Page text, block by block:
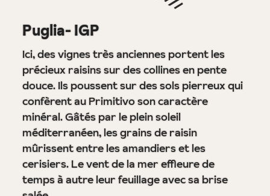
Puglia- IGP
Ici, des vignes très anciennes portent les
précieux raisins sur des collines en pente
douce. Ils poussent sur des sols pierreux qui
confèrent au Primitivo son caractère
minéral. Gâtés par le plein soleil
méditerranéen, les grains de raisin
mûrissent entre les amandiers et les
cerisiers. Le vent de la mer effleure de
temps à autre leur feuillage avec sa brise